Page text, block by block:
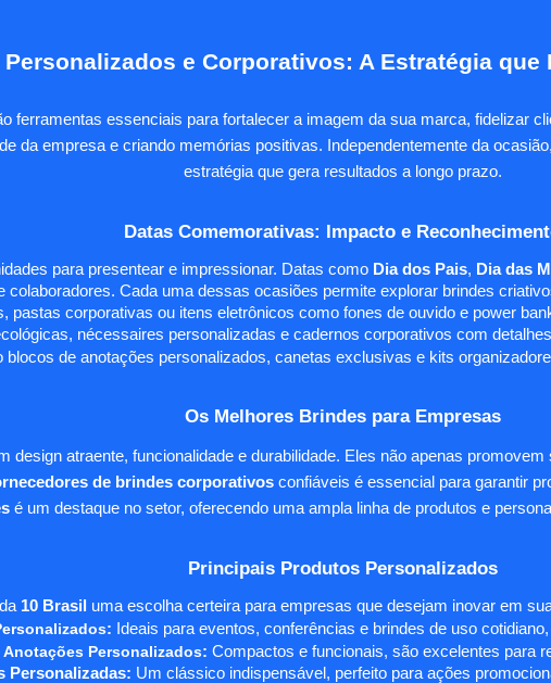
e Corporativos: A Estratégia que
ferramentas essenciais para fortalecer a imagem da sua marca, fidelizar
da empresa e criando memórias positivas. Independentemente da
estratégia que gera resultados a longo prazo.
Datas Comemorativas: Impacto e
para presentear e impressionar. Datas como Dia dos Pais, Dia das
colaboradores. Cada uma dessas ocasiões permite explorar brindes
pastas corporativas ou itens eletrônicos como fones de ouvido e power
nécessaires personalizadas e cadernos corporativos com
blocos de anotações personalizados, canetas exclusivas e kits
Os Melhores Brindes para Empresas
design atraente, funcionalidade e durabilidade. Eles não apenas
de brindes corporativos confiáveis é essencial para garantir
é um destaque no setor, oferecendo uma ampla linha de produtos e
Principais Produtos Personalizados
10 Brasil uma escolha certeira para empresas que desejam inovar em
: Ideais para eventos, conferências e brindes de uso
Personalizados: Compactos e funcionais, são excelentes para
Personalizadas: Um clássico indispensável, perfeito para ações